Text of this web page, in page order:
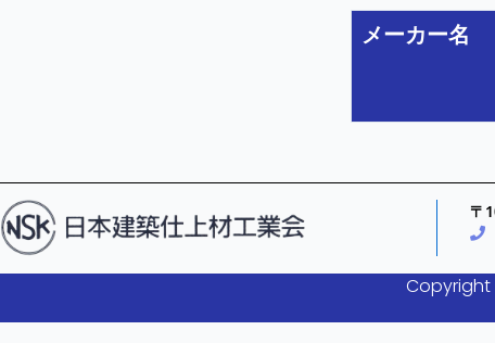
メーカー名
〒
Copyright